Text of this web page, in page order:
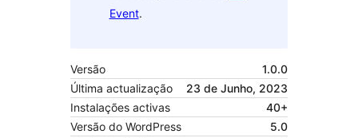
Event.
Versão
1.0.0
Última actualização
23 de Junho, 2023
Instalações activas
40+
Versão do WordPress
5.0